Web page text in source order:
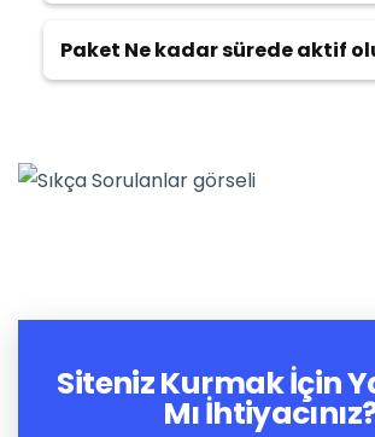
Malesef iade mümkün
Paket Ne kadar sürede aktif
Siteniz Kurmak İçin
Mı